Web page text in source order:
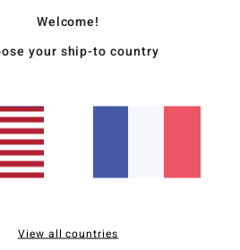
Welcome!
your ship-to country
View all countries